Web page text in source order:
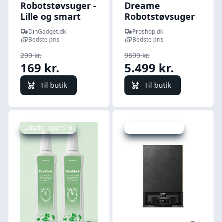
Robotstøvsuger -
Lille og smart
DinGadget.dk
Bedste pris
299 kr.
169 kr.
Til butik
Dreame
Robotstøvsuger
X50 Ultra White
Proshop.dk
Bedste pris
9699 kr.
5.499 kr.
Til butik
Udsalg - spar 9 %